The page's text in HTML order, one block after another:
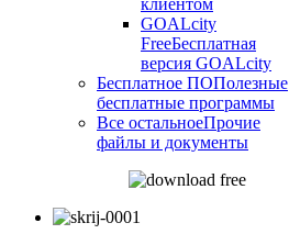
клиентом
GOALcity
FreeБесплатная
версия GOALcity
Бесплатное ПОПолезные
бесплатные программы
Все остальноеПрочие
файлы и документы